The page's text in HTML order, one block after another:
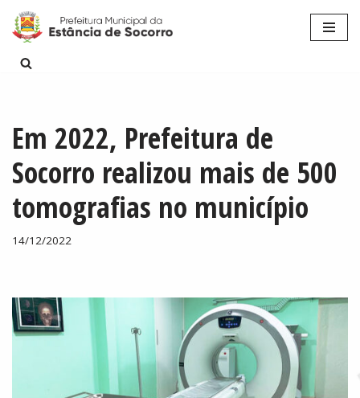
Pular
para
Em 2022, Prefeitura de
Socorro realizou mais de 500
tomografias no município
14/12/2022